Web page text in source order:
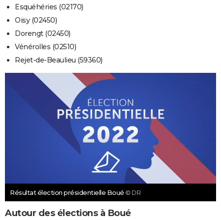
Esquéhéries (02170)
Oisy (02450)
Dorengt (02450)
Vénérolles (02510)
Rejet-de-Beaulieu (59360)
Résultat élection présidentielle Boué © DR
Autour des élections à Boué